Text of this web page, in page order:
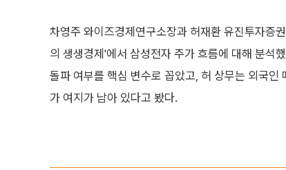
차영주 와이즈경제연구소장과 허재환 유진투자증
의 생생경제'에서 삼성전자 주가 흐름에 대해 분석
돌파 여부를 핵심 변수로 꼽았고, 허 상무는 외국인
가 여지가 남아 있다고 봤다.